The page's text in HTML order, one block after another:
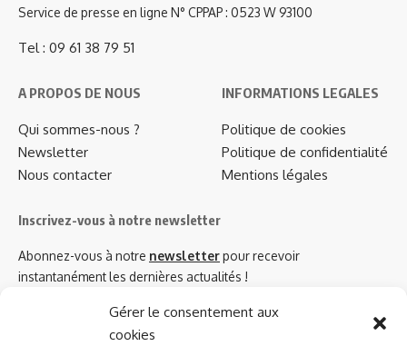
Gérer le consentement aux
cookies
Service de presse en ligne N° CPPAP : 0523 W 93100
Tel : 09 61 38 79 51
A PROPOS DE NOUS
Qui sommes-nous ?
Newsletter
Nous contacter
INFORMATIONS LEGALES
Politique de cookies
Politique de confidentialité
Mentions légales
Inscrivez-vous à notre newsletter
Abonnez-vous à notre newsletterpour recevoir
instantanément les dernières actualités !
Azinat.com TV soutient